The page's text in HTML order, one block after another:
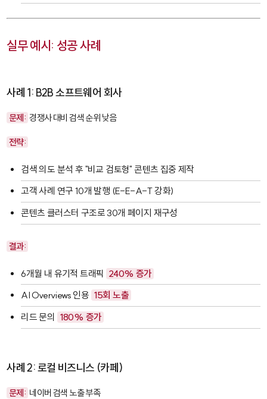
실무 예시: 성공 사례
사례 1: B2B 소프트웨어 회사
문제: 경쟁사 대비 검색 순위 낮음
전략:
검색 의도 분석 후 "비교 검토형" 콘텐츠 집중 제작
고객 사례 연구 10개 발행 (E-E-A-T 강화)
콘텐츠 클러스터 구조로 30개 페이지 재구성
결과:
6개월 내 유기적 트래픽 240% 증가
AI Overviews 인용 15회 노출
리드 문의 180% 증가
사례 2: 로컬 비즈니스 (카페)
문제: 네이버 검색 노출 부족